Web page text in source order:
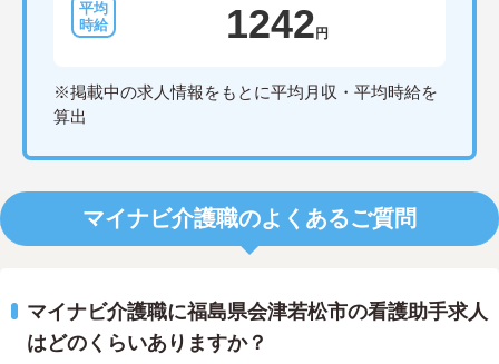
1242 円
※掲載中の求人情報をもとに平均月収・平均時給を
算出
マイナビ介護職のよくあるご質問
マイナビ介護職に福島県会津若松市の看護助手求人
はどのくらいありますか？